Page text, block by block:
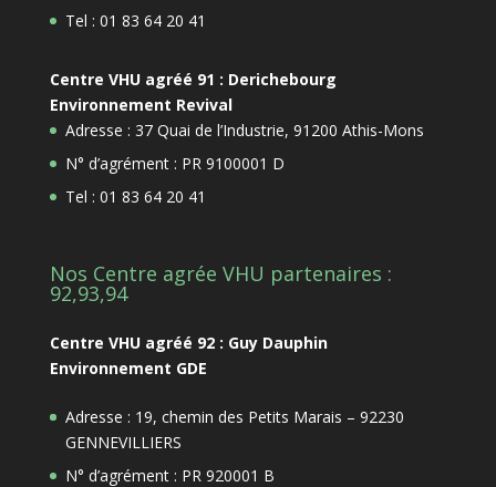
Tel : 01 83 64 20 41
Centre VHU agréé 91 : Derichebourg
Environnement Revival
Adresse : 37 Quai de l’Industrie, 91200 Athis-Mons
N° d’agrément : PR 9100001 D
Tel : 01 83 64 20 41
Nos Centre agrée VHU partenaires :
92,93,94
Centre VHU agréé 92 : Guy Dauphin
Environnement GDE
Adresse : 19, chemin des Petits Marais – 92230
GENNEVILLIERS
N° d’agrément : PR 920001 B